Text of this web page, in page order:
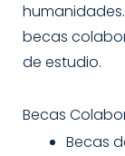
becas
de estudio.
Becas
Becas